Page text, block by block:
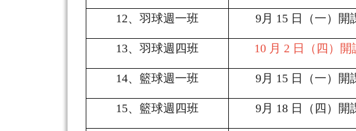
12、羽球週一班 9月 15 日（一）開
13、羽球週四班 10 月 2 日（四）開
14、籃球週一班 9月 15 日（一）開
15、籃球週四班 9月 18 日（四）開